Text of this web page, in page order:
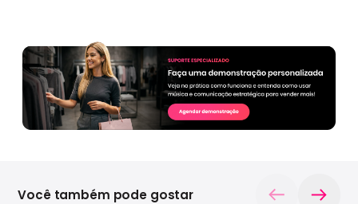
Você também pode gostar